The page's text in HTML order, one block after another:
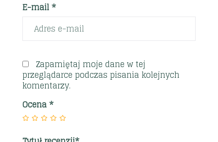
E-mail *
Zapamiętaj moje dane w tej
przeglądarce podczas pisania kolejnych
komentarzy.
Ocena*